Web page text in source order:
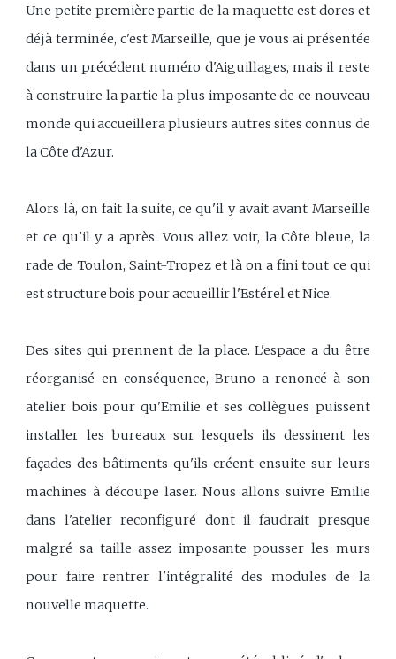
Une petite première partie de la maquette est dores et
déjà terminée, c'est Marseille, que je vous ai présentée
dans un précédent numéro d'Aiguillages, mais il reste
à construire la partie la plus imposante de ce nouveau
monde qui accueillera plusieurs autres sites connus de
la Côte d'Azur.
Alors là, on fait la suite, ce qu'il y avait avant Marseille
et ce qu'il y a après. Vous allez voir, la Côte bleue, la
rade de Toulon, Saint-Tropez et là on a fini tout ce qui
est structure bois pour accueillir l'Estérel et Nice.
Des sites qui prennent de la place. L'espace a du être
réorganisé en conséquence, Bruno a renoncé à son
atelier bois pour qu'Emilie et ses collègues puissent
installer les bureaux sur lesquels ils dessinent les
façades des bâtiments qu'ils créent ensuite sur leurs
machines à découpe laser. Nous allons suivre Emilie
dans l'atelier reconfiguré dont il faudrait presque
malgré sa taille assez imposante pousser les murs
pour faire rentrer l'intégralité des modules de la
nouvelle maquette.